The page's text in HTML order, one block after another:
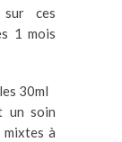
sur ces
1 mois
30ml
un soin
mixtes à